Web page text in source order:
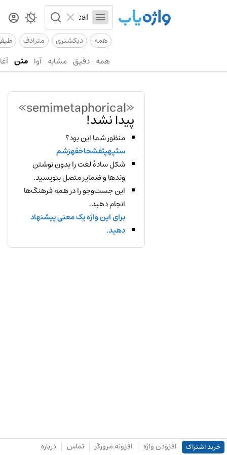
همه دیکشنری مترادف
همه دقیق مشابه آوا متن
«semimetaphorical»
پیدا نشد!
منظور شما این بود؟
سثپهپثفشحاخقهزشم
شکل سادهٔ لغت را بدون نوشتن
وندها و ضمایر متصل بنویسید.
این جست‌وجو را در همه فرهنگ‌ها
انجام دهید.
برای این واژه یک معنی پیشنهاد
دهید.
خرید اشتراک افزودن واژه افزونه مرورگر تماس درباره